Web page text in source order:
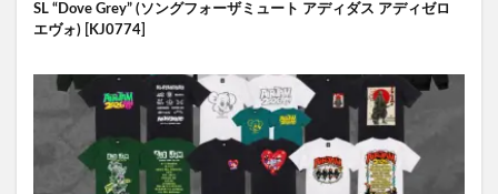
SL “Dove Grey” (ソングフォーザミュート アディダス アディゼロ
エヴォ) [KJ0774]